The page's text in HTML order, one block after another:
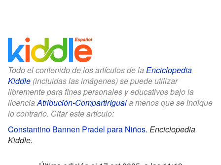
Todo el contenido de los artículos de la Enciclopedia
Kiddle (incluidas las imágenes) se puede utilizar
libremente para fines personales y educativos bajo la
licenciaAtribución-CompartirIguala menos que se indique
lo contrario. Citar este artículo:
Constantino Bannen Pradel para Niños. Enciclopedia
Kiddle.